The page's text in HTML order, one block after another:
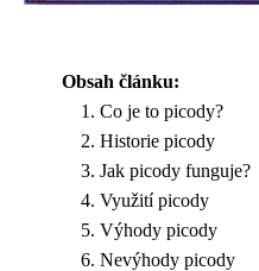
Obsah článku:
Co je to picody?
Historie picody
Jak picody funguje?
Využití picody
Výhody picody
Nevýhody picody